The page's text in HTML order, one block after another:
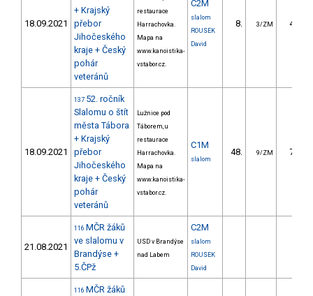
18.09.2021
+ Krajský
přebor
Jihočeského
kraje + Český
pohár
veteránů
restaurace
Harrachovka.
Mapa na
www.kanoistika-
vstabor.cz.
C2M
slalom
ROUSEK
David
8. 3/ZM 45.44
18.09.2021
137 52. ročník
Slalomu o štít
města Tábora
+ Krajský
přebor
Jihočeského
kraje + Český
pohár
veteránů
Lužnice pod
Táborem, u
restaurace
Harrachovka.
Mapa na
www.kanoistika-
vstabor.cz.
C1M
slalom
48. 9/ZM 72.08
21.08.2021
116 MČR žáků
ve slalomu v
Brandýse +
5.ČPž
USD v Brandýse
nad Labem
C2M
slalom
ROUSEK
David
116 MČR žáků